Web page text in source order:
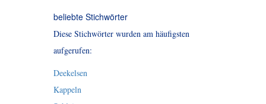
beliebte Stichwörter
Diese Stichwörter wurden am häufigsten
aufgerufen:
Deekelsen
Kappeln